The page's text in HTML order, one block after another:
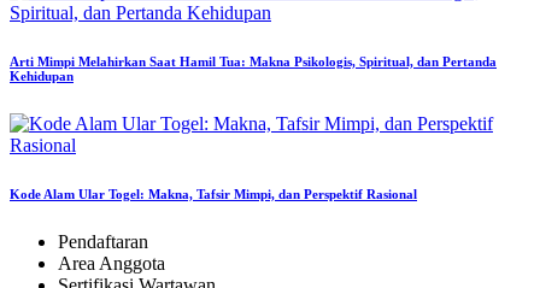
Arti Mimpi Melahirkan Saat Hamil Tua: Makna Psikologis, Spiritual, dan Pertanda
Kehidupan
Kode Alam Ular Togel: Makna, Tafsir Mimpi, dan Perspektif Rasional
Pendaftaran
Area Anggota